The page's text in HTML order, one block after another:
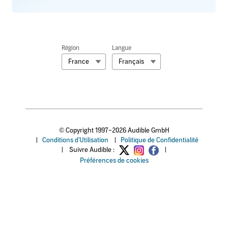
Région
France
Langue
Français
© Copyright 1997–2026 Audible GmbH
Conditions d'Utilisation
Politique de Confidentialité
Suivre Audible :
Préférences de cookies